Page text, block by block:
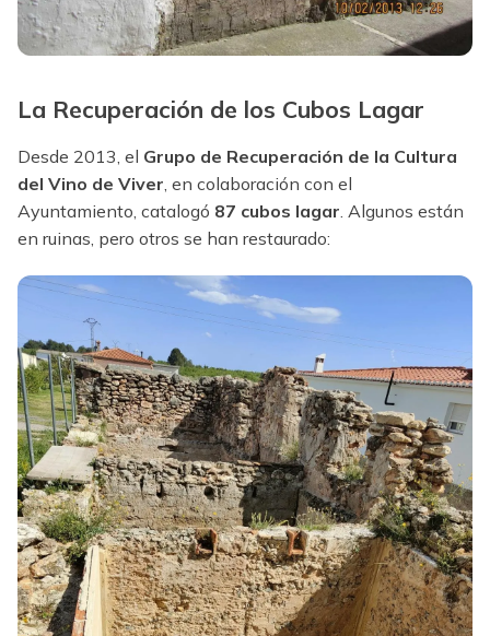
La Recuperación de los Cubos Lagar
Desde 2013, el Grupo de Recuperación de la Cultura
del Vino de Viver , en colaboración con el
Ayuntamiento, catalogó 87 cubos lagar . Algunos están
en ruinas, pero otros se han restaurado: